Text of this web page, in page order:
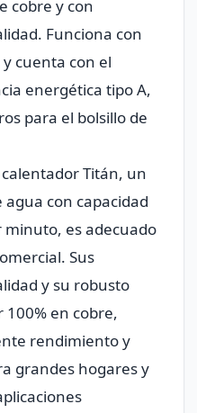
cobre y con
Funciona con
cuenta con el
energética tipo A,
para el bolsillo de
Titán, un
con capacidad
es adecuado
Sus
y su robusto
en cobre,
rendimiento y
grandes hogares y